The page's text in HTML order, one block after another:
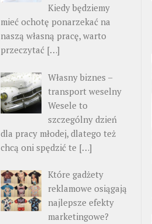
Kiedy będziemy
mieć ochotę ponarzekać na
naszą własną pracę, warto
przeczytać […]
Własny biznes –
transport weselny
Wesele to
szczególny dzień
dla pracy młodej, dlatego też
chcą oni spędzić te […]
Które gadżety
reklamowe osiągają
najlepsze efekty
marketingowe?